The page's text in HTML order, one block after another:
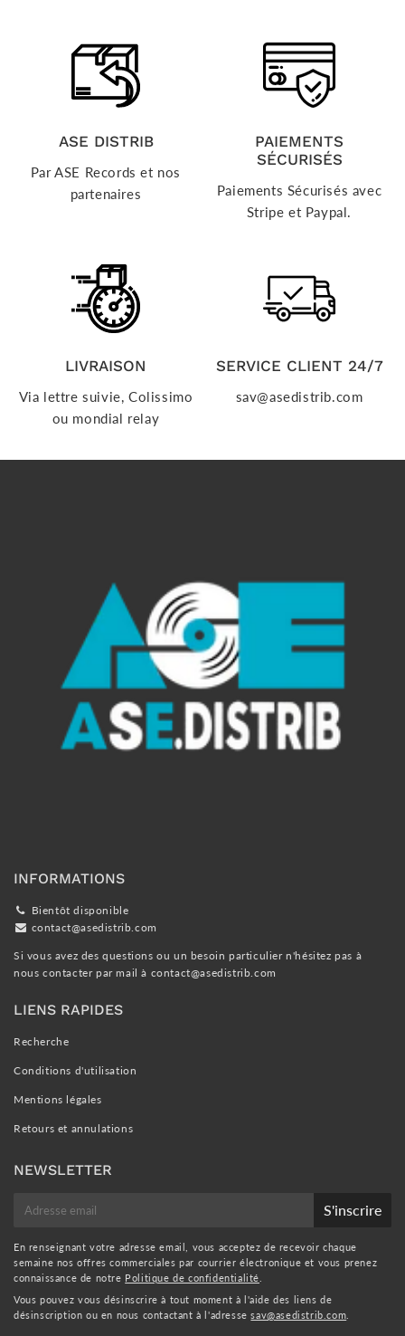
ASE DISTRIB
Par ASE Records et nos
partenaires
PAIEMENTS
SÉCURISÉS
Paiements Sécurisés avec
Stripe et Paypal.
LIVRAISON
Via lettre suivie, Colissimo
ou mondial relay
SERVICE CLIENT 24/7
sav@asedistrib.com
INFORMATIONS
Bientôt disponible
contact@asedistrib.com
Si vous avez des questions ou un besoin particulier n'hésitez pas à
nous contacter par mail à contact@asedistrib.com
LIENS RAPIDES
Recherche
Conditions d'utilisation
Mentions légales
Retours et annulations
NEWSLETTER
mail
S'inscrire
En renseignant votre adresse email, vous acceptez de recevoir chaque
semaine nos offres commerciales par courrier électronique et vous prenez
connaissance de notre Politique de confidentialité
Vous pouvez vous désinscrire à tout moment à l'aide des liens de
désinscription ou en nous contactant à l'adressesav@asedistrib.com